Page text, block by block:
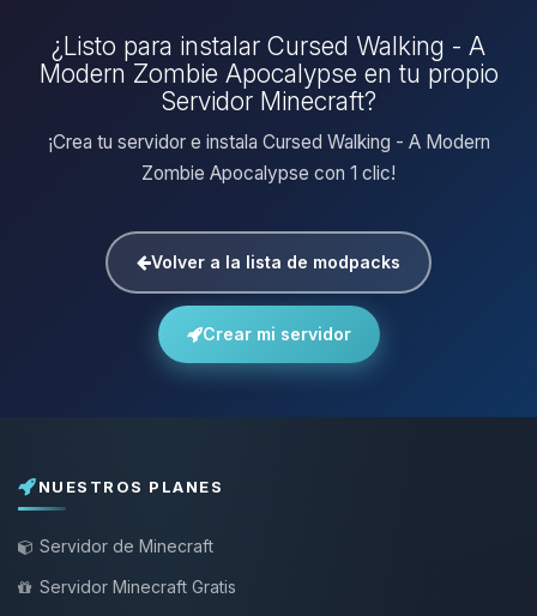
¿Listo para instalar Cursed Walking - A
Modern Zombie Apocalypse en tu propio
Servidor Minecraft?
¡Crea tu servidor e instala Cursed Walking - A Modern
Zombie Apocalypse con 1 clic!
Volver a la lista de modpacks
Crear mi servidor
NUESTROS PLANES
Servidor de Minecraft
Servidor Minecraft Gratis